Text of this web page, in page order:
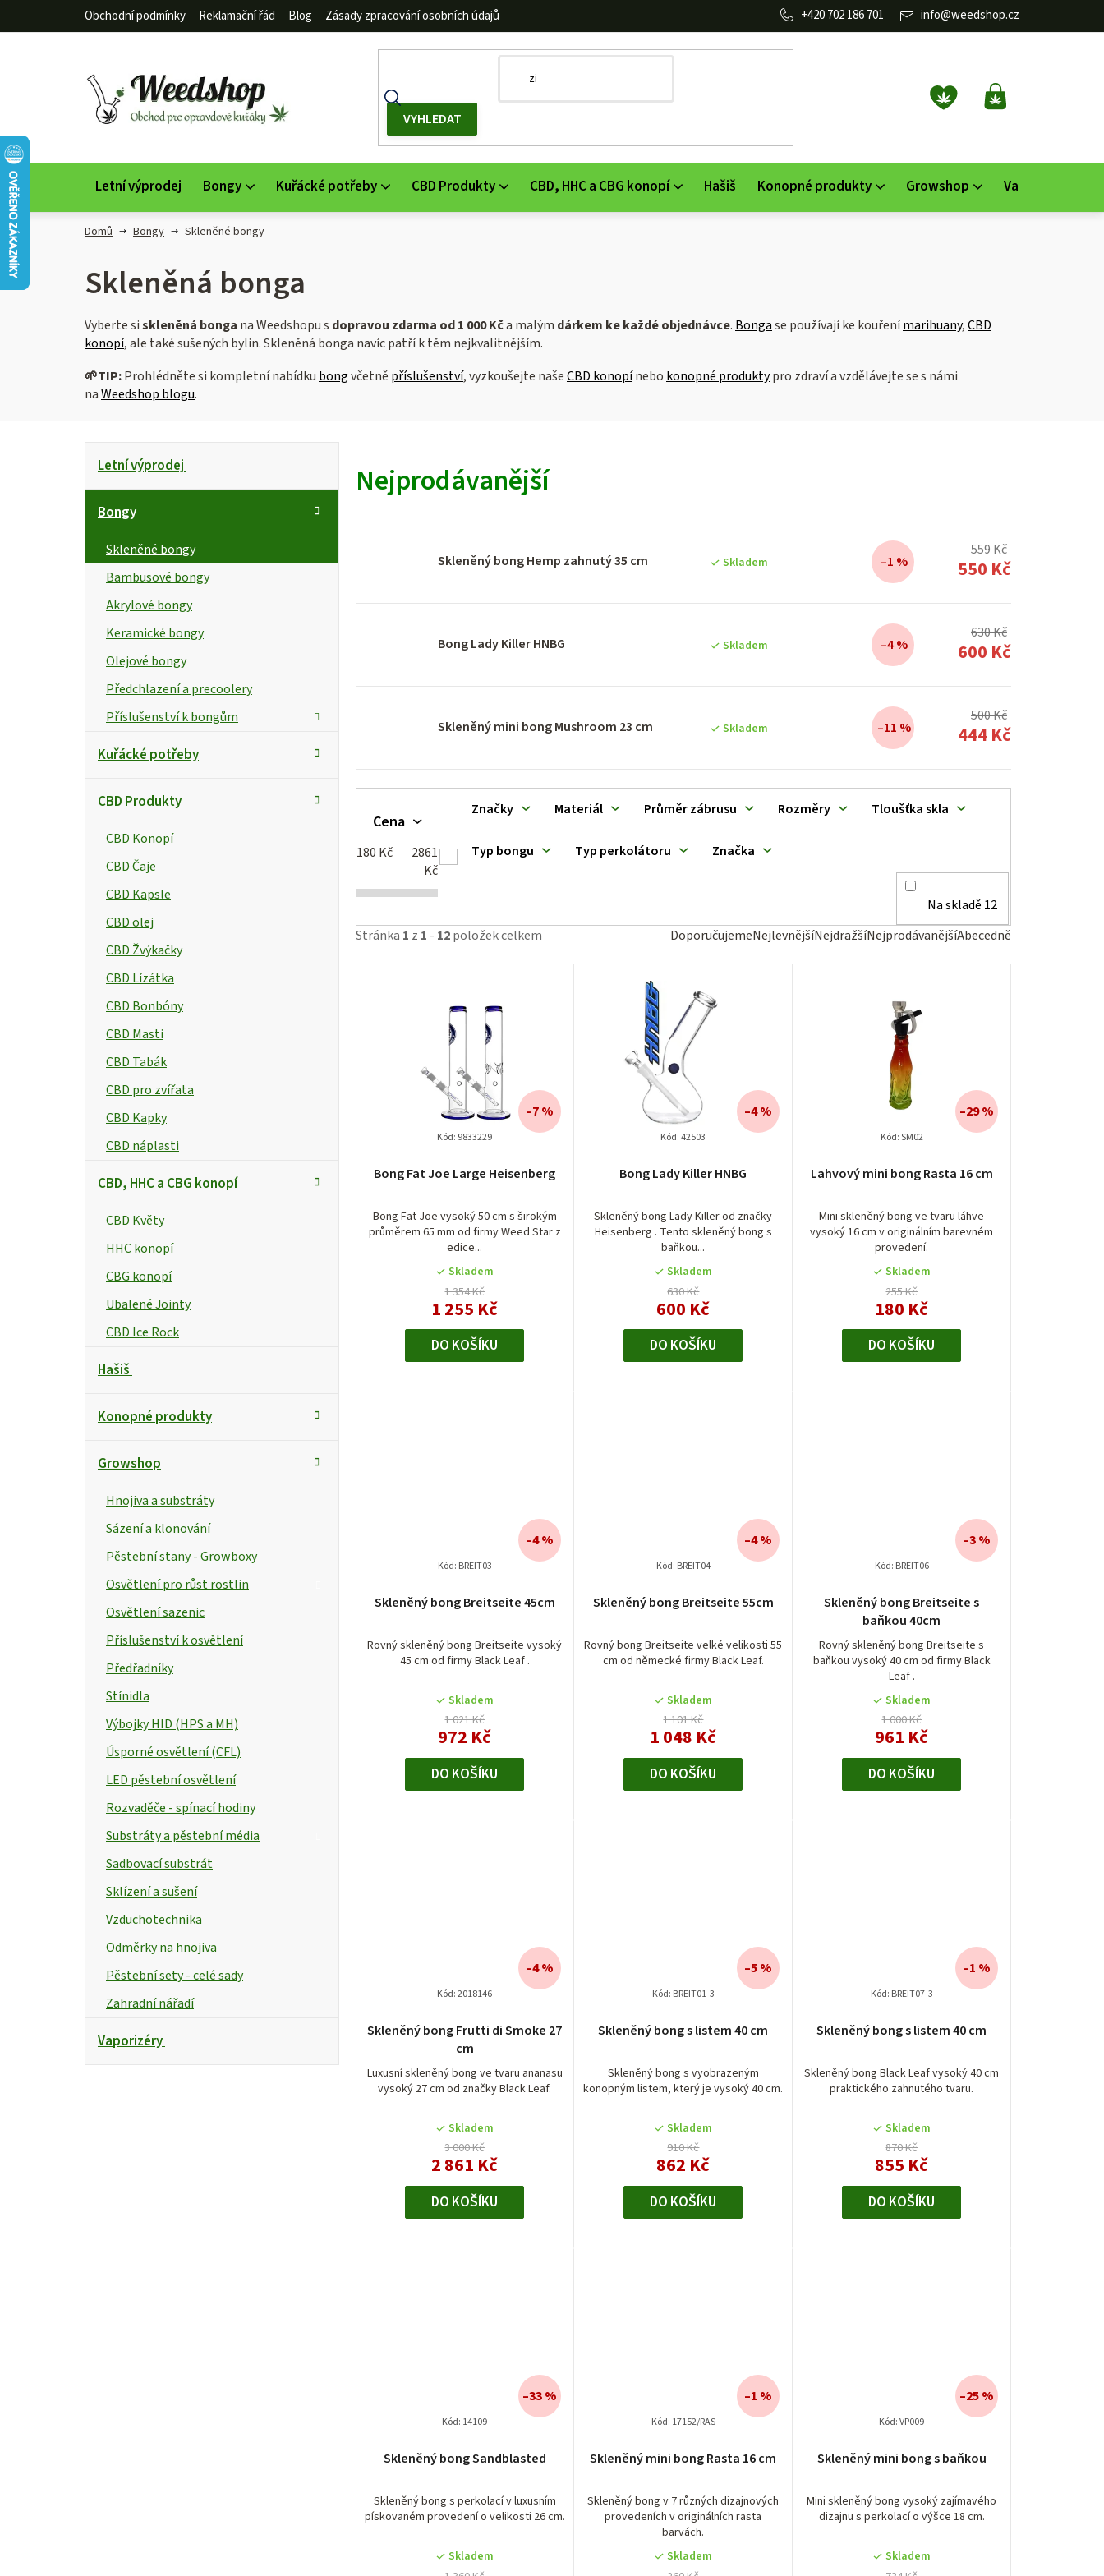
Obchodní podmínky Reklamační řád Blog Zásady zpracování osobních údajů info@weedshop.cz
702 186 701
NÁKUPNÍ
KOŠÍK
Letní výprodej Bongy Kuřácké potřeby CBD Produkty CBD, HHC a CBG konopí Hašiš Konopné produkty Growshop Vaporizéry
Domů Bongy Skleněné bongy
Skleněná bonga
Vyberte siskleněná bonga na Weedshopu s dopravou zdarma od 1 000 Kča malým dárkem ke každé objednávce. Bongase používají ke kouřenímarihuany,CBD
konopí, ale také sušených bylin. Skleněná bonga navíc patří k těm nejkvalitnějším.
🌱TIP:Prohlédněte si kompletní nabídku bongvčetně příslušenství, vyzkoušejte našeCBD konopínebo konopné produktypro zdraví a vzdělávejte se s námi
naWeedshop blogu.
P
o
t
p
n
kategorie
K
t
o
Letní výprodej
Bongy
Skleněné bongy
Bambusové bongy
Akrylové bongy
Keramické bongy
Olejové bongy
Předchlazení a precoolery
Příslušenství k bongům
Kuřácké potřeby
CBD Produkty
CBD Konopí
CBD Čaje
CBD Kapsle
CBD olej
CBD Žvýkačky
CBD Lízátka
CBD Bonbóny
CBD Masti
CBD Tabák
CBD pro zvířata
CBD Kapky
CBD náplasti
CBD, HHC a CBG konopí
CBD Květy
HHC konopí
CBG konopí
Ubalené Jointy
CBD Ice Rock
Hašiš
Konopné produkty
Growshop
Hnojiva a substráty
Sázení a klonování
Pěstební stany - Growboxy
Osvětlení pro růst rostlin
Osvětlení sazenic
Příslušenství k osvětlení
Předřadníky
Stínidla
Výbojky HID (HPS a MH)
Úsporné osvětlení (CFL)
LED pěstební osvětlení
Rozvaděče - spínací hodiny
Substráty a pěstební média
Sadbovací substrát
Sklízení a sušení
Vzduchotechnika
Odměrky na hnojiva
Pěstební sety - celé sady
Zahradní nářadí
Vaporizéry
Nejprodávanější
Skleněný bong Hemp zahnutý 35 cm Skladem
559 Kč
–1 % 550 Kč
Bong Lady Killer HNBG Skladem
630 Kč
–4 % 600 Kč
Skleněný mini bong Mushroom 23 cm Skladem
500 Kč
–11 % 444 Kč
Stránka 1 z 1 - 12položek celkem
Ř
e
n
í
p
r
o
d
u
k
t
ů
DoporučujemeNejlevnějšíNejdražšíNejprodávanějšíAbecedně
Cena
180 Kč
2861
Kč
Na skladě 12
Značky Materiál Průměr zábrusu Rozměry Tloušťka skla
Typ bongu Typ perkolátoru Značka
ý
o
k
ů
Bong Fat Joe Large Heisenberg
Bong Fat Joe vysoký 50 cm s širokým
průměrem 65 mm od firmy Weed Star z
edice...
Skladem
1 354 Kč
1 255 Kč
–7 %
DO KOŠÍKU
Kód: 9833229
Bong Lady Killer HNBG
Skleněný bong Lady Killer od značky
Heisenberg . Tento skleněný bong s
baňkou...
Skladem
630 Kč
600 Kč
–4 %
DO KOŠÍKU
Kód:42503
Lahvový mini bong Rasta 16 cm
Mini skleněný bong ve tvaru láhve
vysoký 16 cm v originálním barevném
provedení.
Skladem
255 Kč
180 Kč
–29 %
DO KOŠÍKU
Kód:SM02
Skleněný bong Breitseite 45cm
Rovný skleněný bong Breitseite vysoký
45 cm od firmy Black Leaf .
Skladem
1 021 Kč
972 Kč
–4 %
DO KOŠÍKU
Kód: BREIT03
Skleněný bong Breitseite 55cm
Rovný bong Breitseite velké velikosti 55
cm od německé firmy Black Leaf.
Skladem
1 101 Kč
1 048 Kč
–4 %
DO KOŠÍKU
Kód: BREIT04
Skleněný bong Breitseite s
baňkou 40cm
Rovný skleněný bong Breitseite s
baňkou vysoký 40 cm od firmy Black
Leaf .
Skladem
1 000 Kč
961 Kč
–3 %
DO KOŠÍKU
Kód: BREIT06
Skleněný bong Frutti di Smoke 27
cm
Luxusní skleněný bong ve tvaru ananasu
vysoký 27 cm od značky Black Leaf.
Skladem
3 000 Kč
2 861 Kč
–4 %
DO KOŠÍKU
Kód:2018146
Skleněný bong s listem 40 cm
Skleněný bong s vyobrazeným
konopným listem, který je vysoký 40 cm.
Skladem
910 Kč
862 Kč
–5 %
DO KOŠÍKU
Kód: BREIT01-3
Skleněný bong s listem 40 cm
Skleněný bong Black Leaf vysoký 40 cm
praktického zahnutého tvaru.
hodnocení
je
5,0
5
hvězdiček.
Skladem
870 Kč
855 Kč
–1 %
DO KOŠÍKU
Kód: BREIT07-3
Skleněný bong Sandblasted
Skleněný bong s perkolací v luxusním
pískovaném provedení o velikosti 26 cm.
Skladem
–33 %
Kód: 14109
Skleněný mini bong Rasta 16 cm
Skleněný bong v 7 různých dizajnových
provedeních v originálních rasta
barvách.
Skladem
–1 %
Kód: 17152/RAS
Skleněný mini bong s baňkou
Mini skleněný bong vysoký zajímavého
dizajnu s perkolací o výšce 18 cm.
Skladem
–25 %
Kód:VP009